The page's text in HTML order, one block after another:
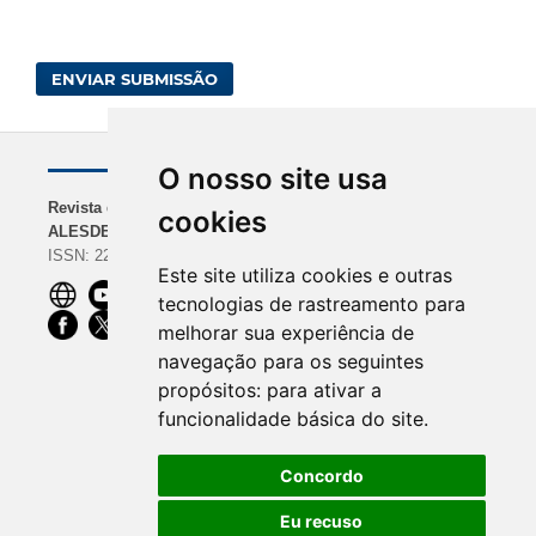
O nosso site usa
cookies
Este site utiliza cookies e outras
tecnologias de rastreamento para
melhorar sua experiência de
navegação para os seguintes
propósitos: para ativar a
funcionalidade básica do site.
Concordo
Eu recuso
ENVIAR SUBMISSÃO
Revista da
ALESDE
ISSN: 2238-0000
NAVEGAÇÃO
Sobre a Revista
Autores
Equipe Editorial
ROAD | Dimensions |
CiteFactor
OpenAIRE |
ScienceOpen | Ibict